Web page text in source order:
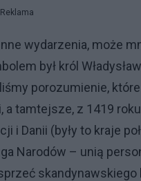
Reklama
wydarzenia, może
był król
porozumienie, które
tamtejsze, z 1419
i Danii (były to kraje
Narodów – unią